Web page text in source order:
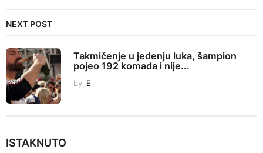
i
n
NEXT POST
Takmičenje u jedenju luka, šampion
pojeo 192 komada i nije...
by E
ISTAKNUTO